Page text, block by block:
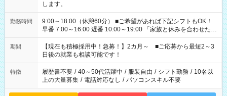
します。
勤務時間
9:00～18:00（休憩60分） ■ご希望があれば下記シフトもOK！
早番 7:00～16:00 遅番 10:00～19:00 「家族と休みを合わせた
い」 「余裕を持って夕飯の準備がしたい」 「できれば残業はし
たくない」 など、ご希望を教えてくださいね。 ※Wワーク希望
の方へ 今ご覧のお仕事で希望する勤務時間と、もう1つのお仕事
の勤務時間。 合計で週40時間を超える場合は応募できません。
期間
【現在も積極採用中！急募！】2カ月～ ■ご応募から最短2～3
日後の就業も相談可能です！
特徴 履歴書不要 / 40～50代活躍中 / 服装自由 / シフト勤務 / 10名以
上の大量募集 / 電話対応なし / パソコンスキル不要